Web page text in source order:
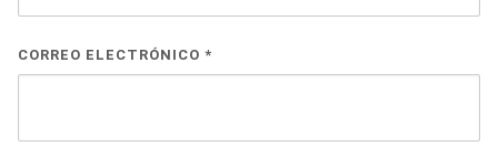
CORREO ELECTRÓNICO *